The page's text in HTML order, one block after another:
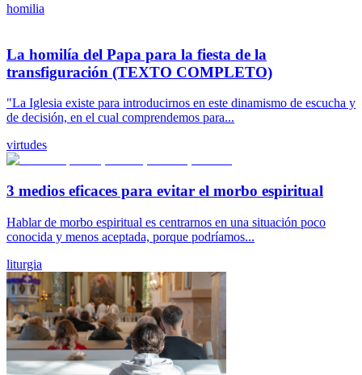
homilia
La homilía del Papa para la fiesta de la
transfiguración (TEXTO COMPLETO)
"La Iglesia existe para introducirnos en este dinamismo de escucha y
de decisión, en el cual comprendemos para...
virtudes
3 medios eficaces para evitar el morbo espiritual
Hablar de morbo espiritual es centrarnos en una situación poco
conocida y menos aceptada, porque podríamos...
liturgia